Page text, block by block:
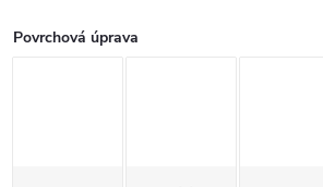
Povrchová úprava